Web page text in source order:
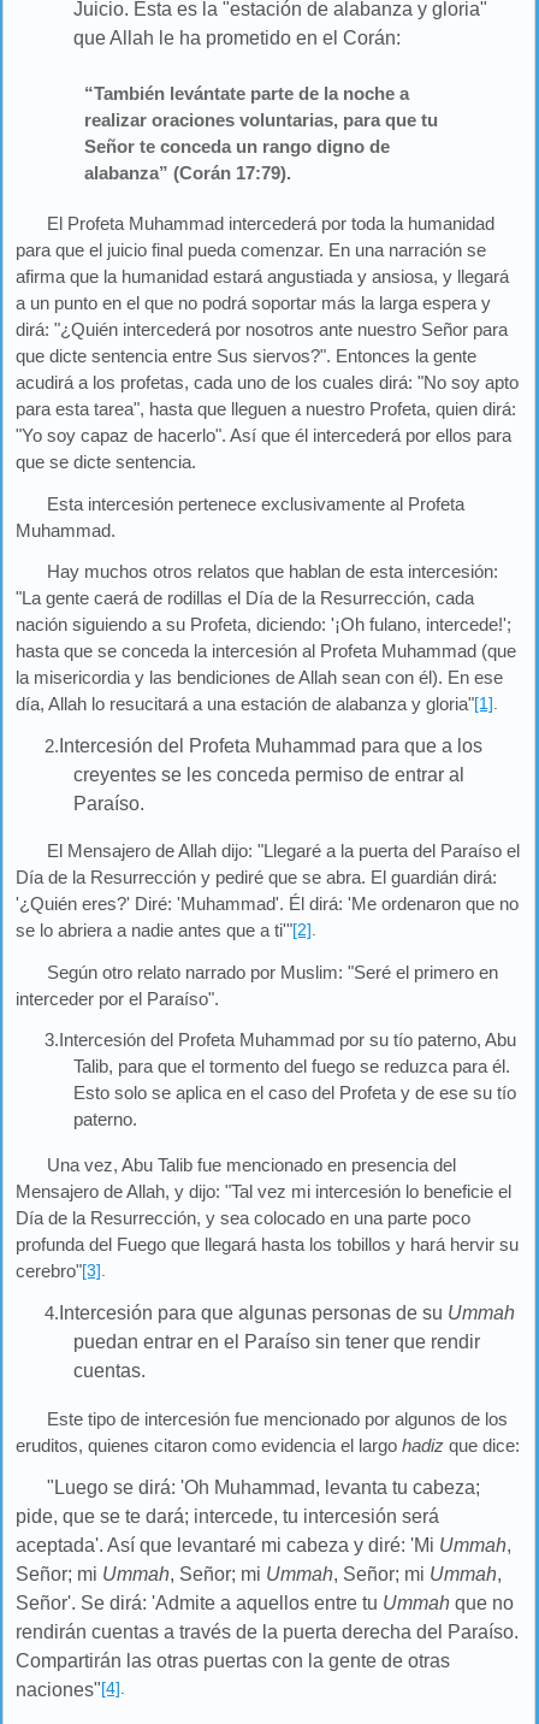
Juicio. Esta es la "estación de alabanza y gloria"
que Allah le ha prometido en el Corán:
“También levántate parte de la noche a
realizar oraciones voluntarias, para que tu
Señor te conceda un rango digno de
alabanza” (Corán 17:79).
El Profeta Muhammad intercederá por toda la humanidad
para que el juicio final pueda comenzar. En una narración se
afirma que la humanidad estará angustiada y ansiosa, y llegará
a un punto en el que no podrá soportar más la larga espera y
dirá: "¿Quién intercederá por nosotros ante nuestro Señor para
que dicte sentencia entre Sus siervos?". Entonces la gente
acudirá a los profetas, cada uno de los cuales dirá: "No soy apto
para esta tarea", hasta que lleguen a nuestro Profeta, quien dirá:
"Yo soy capaz de hacerlo". Así que él intercederá por ellos para
que se dicte sentencia.
Esta intercesión pertenece exclusivamente al Profeta
Muhammad.
Hay muchos otros relatos que hablan de esta intercesión:
"La gente caerá de rodillas el Día de la Resurrección, cada
nación siguiendo a su Profeta, diciendo: '¡Oh fulano, intercede!';
hasta que se conceda la intercesión al Profeta Muhammad (que
la misericordia y las bendiciones de Allah sean con él). En ese
día, Allah lo resucitará a una estación de alabanza y gloria"[1]
2. Intercesión del Profeta Muhammad para que a los
creyentes se les conceda permiso de entrar al
Paraíso.
El Mensajero de Allah dijo: "Llegaré a la puerta del Paraíso el
Día de la Resurrección y pediré que se abra. El guardián dirá:
'¿Quién eres?' Diré: 'Muhammad'. Él dirá: 'Me ordenaron que no
se lo abriera a nadie antes que a ti'"[2].
Según otro relato narrado por Muslim: "Seré el primero en
interceder por el Paraíso".
3.Intercesión del Profeta Muhammad por su tío paterno, Abu
Talib, para que el tormento del fuego se reduzca para él.
Esto solo se aplica en el caso del Profeta y de ese su tío
paterno.
Una vez, Abu Talib fue mencionado en presencia del
Mensajero de Allah, y dijo: "Tal vez mi intercesión lo beneficie el
Día de la Resurrección, y sea colocado en una parte poco
profunda del Fuego que llegará hasta los tobillos y hará hervir su
cerebro"[3].
4. Intercesión para que algunas personas de su Ummah
puedan entrar en el Paraíso sin tener que rendir
cuentas.
Este tipo de intercesión fue mencionado por algunos de los
eruditos, quienes citaron como evidencia el largo hadiz que dice:
"Luego se dirá: 'Oh Muhammad, levanta tu cabeza;
pide, que se te dará; intercede, tu intercesión será
aceptada'. Así que levantaré mi cabeza y diré: 'Mi Ummah,
Señor; mi Ummah, Señor; mi Ummah, Señor; mi Ummah,
Señor'. Se dirá: 'Admite a aquellos entre tu Ummah que no
rendirán cuentas a través de la puerta derecha del Paraíso.
Compartirán las otras puertas con la gente de otras
naciones"[4].